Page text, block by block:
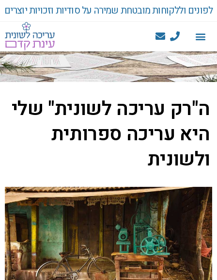
לפונים וללקוחות מובטחת שמירה על סודיות וזכויות יוצרים
ה"רק עריכה לשונית" שלי
היא עריכה ספרותית
ולשונית